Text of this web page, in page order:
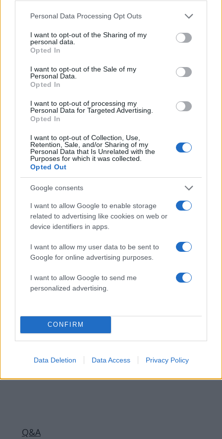
Please note that this website/app uses one or more Google
not limited to your visit or usage behaviour. You may click to
grant or deny consent to Google and its third-party tags to
use your data for below specified purposes in below Google
consent section.
Personal Data Processing Opt Outs
I want to opt-out of the Sharing of my
personal data.
Opted In
I want to opt-out of the Sale of my
Personal Data.
Opted In
I want to opt-out of processing my
Personal Data for Targeted Advertising.
Opted In
I want to opt-out of Collection, Use,
Retention, Sale, and/or Sharing of my
Personal Data that Is Unrelated with the
Purposes for which it was collected.
Opted Out
Google consents
I want to allow Google to enable storage
related to advertising like cookies on web or
device identifiers in apps.
I want to allow my user data to be sent to
Google for online advertising purposes.
I want to allow Google to send me
personalized advertising.
CONFIRM
Data Deletion Data Access Privacy Policy
Παιδι
Παιδιά του Μαρτίου: 5 χαρακτηριστικά
07.03.2022byΝικος Κοντομητρος
Θαλασσινα & Ψαρια
Συνταγή για αχνιστά μύδια με λευκό
κρασί και πολλά μυρωδικά
Οσπρια
Συνταγή για γίγαντες κοκκινιστούς στο
φούρνο
06.03.2022
Καθαρά Δευτέρα 2022: Τα καλύτερα μέρη
στην πόλη για να πετάξετε χαρταετό
Light,Θαλασσινα & Ψαρια
Συνταγή για υπέροχο ριζότο θαλασσινών
ΔΙΑΦΗΜΙΣΗ
Q&A